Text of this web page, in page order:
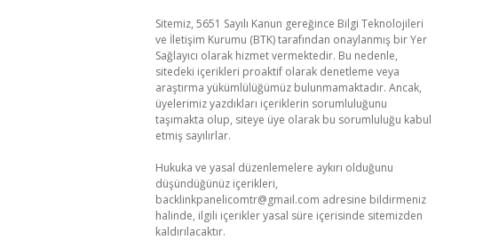
Sitemiz, 5651 Sayılı Kanun gereğince Bilgi Teknolojileri
ve İletişim Kurumu (BTK) tarafından onaylanmış bir Yer
Sağlayıcı olarak hizmet vermektedir. Bu nedenle,
sitedeki içerikleri proaktif olarak denetleme veya
araştırma yükümlülüğümüz bulunmamaktadır. Ancak,
üyelerimiz yazdıkları içeriklerin sorumluluğunu
taşımakta olup, siteye üye olarak bu sorumluluğu kabul
etmiş sayılırlar.
Hukuka ve yasal düzenlemelere aykırı olduğunu
düşündüğünüz içerikleri,
backlinkpanelicomtr@gmail.com adresine bildirmeniz
halinde, ilgili içerikler yasal süre içerisinde sitemizden
kaldırılacaktır.